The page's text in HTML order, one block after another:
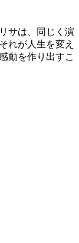
サは、同じく演
れが人生を変え
動を作り出すこ